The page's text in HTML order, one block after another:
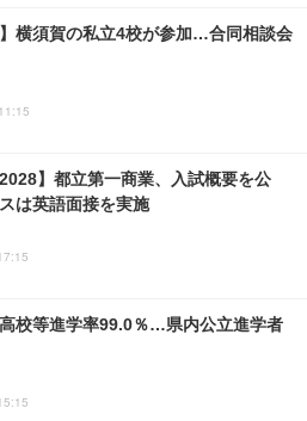
】横須賀の私立4校が参加…合同相談会
2028】都立第一商業、入試概要を公
は英語面接を実施
校等進学率99.0％…県内公立進学者